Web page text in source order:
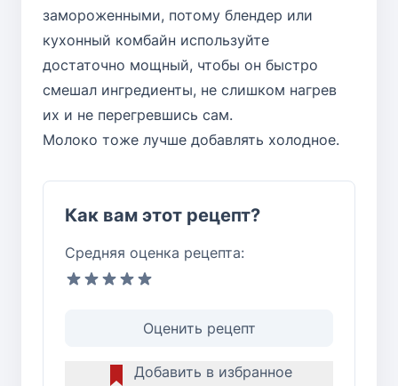
замороженными, потому блендер или
кухонный комбайн используйте
достаточно мощный, чтобы он быстро
смешал ингредиенты, не слишком нагрев
их и не перегревшись сам.
Молоко тоже лучше добавлять холодное.
Как вам этот рецепт?
Средняя оценка рецепта:
Оценить рецепт
Добавить в избранное